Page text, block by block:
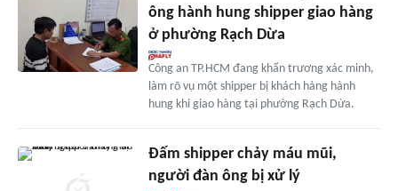
ông hành hung shipper giao hàng
ở phường Rạch Dừa
Công an TP.HCM đang khẩn trương xác minh,
làm rõ vụ một shipper bị khách hàng hành
hung khi giao hàng tại phường Rạch Dừa.
Đấm shipper chảy máu mũi,
người đàn ông bị xử lý